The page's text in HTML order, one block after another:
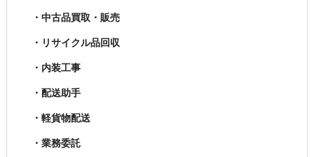
・中古品買取・販売
・リサイクル品回収
・内装工事
・配送助手
・軽貨物配送
・業務委託